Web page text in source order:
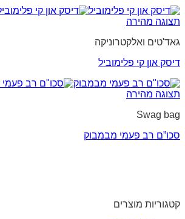
תצוגה מהירה
גאד'טים ואלקטרוניקה
דיסק און קי פלימוביל
תצוגה מהירה
Swag bag
סכו”ם רב פעמי מבמבוק
קטגוריות מוצרים